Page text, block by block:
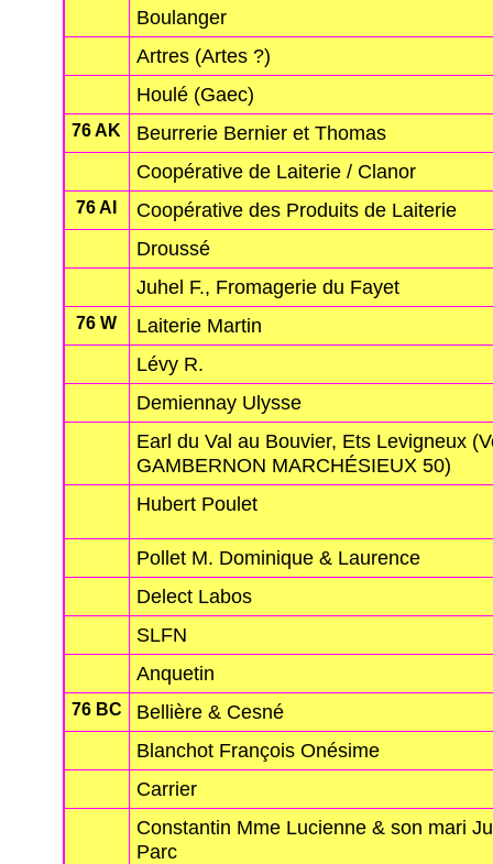
Boulanger
Artres (Artes ?)
Houlé (Gaec)
76 AK
Beurrerie Bernier et Thomas
Coopérative de Laiterie / Clanor
76 AI
Coopérative des Produits de Laiterie
Droussé
Juhel F., Fromagerie du Fayet
76 W
Laiterie Martin
Lévy R.
Demiennay Ulysse
Earl du Val au Bouvier, Ets Levigneux
GAMBERNON MARCHÉSIEUX 50)
Hubert Poulet
Pollet M. Dominique & Laurence
Delect Labos
SLFN
Anquetin
76 BC
Bellière & Cesné
Blanchot François Onésime
Carrier
Constantin Mme Lucienne & son mari
Parc